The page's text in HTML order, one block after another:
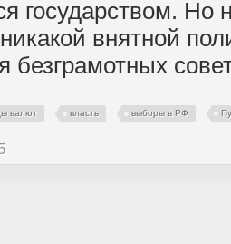
государством.
внятной
безграмотных
валют власть выборы в РФ